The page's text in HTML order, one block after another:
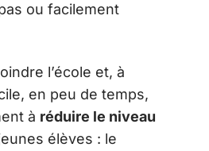
ou facilement
l’école et, à
en peu de temps,
à réduire le niveau
élèves : le